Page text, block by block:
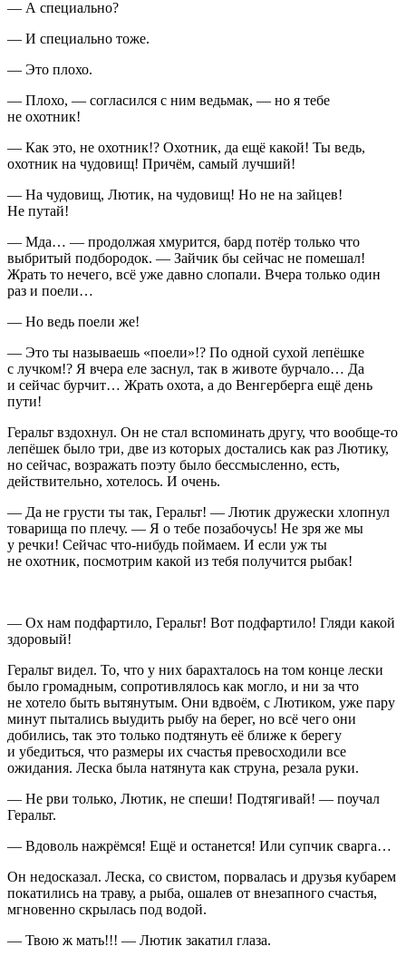
— А специально?
— И специально тоже.
— Это плохо.
— Плохо, — согласился с ним ведьмак, — но я тебе
не охотник!
— Как это, не охотник!? Охотник, да ещё какой! Ты ведь,
охотник на чудовищ! Причём, самый лучший!
— На чудовищ, Лютик, на чудовищ! Но не на зайцев!
Не путай!
— Мда… — продолжая хмурится, бард потёр только что
выбритый подбородок. — Зайчик бы сейчас не помешал!
Жрать то нечего, всё уже давно слопали. Вчера только один
раз и поели…
— Но ведь поели же!
— Это ты называешь «поели»!? По одной сухой лепёшке
с лучком!? Я вчера еле заснул, так в животе бурчало… Да
и сейчас бурчит… Жрать охота, а до Венгерберга ещё день
пути!
Геральт вздохнул. Он не стал вспоминать другу, что вообще-то
лепёшек было три, две из которых достались как раз Лютику,
но сейчас, возражать поэту было бессмысленно, есть,
действительно, хотелось. И очень.
— Да не грусти ты так, Геральт! — Лютик дружески хлопнул
товарища по плечу. — Я о тебе позабочусь! Не зря же мы
у речки! Сейчас что-нибудь поймаем. И если уж ты
не охотник, посмотрим какой из тебя получится рыбак!
— Ох нам подфартило, Геральт! Вот подфартило! Гляди какой
здоровый!
Геральт видел. То, что у них барахталось на том конце лески
было громадным, сопротивлялось как могло, и ни за что
не хотело быть вытянутым. Они вдвоём, с Лютиком, уже пару
минут пытались выудить рыбу на берег, но всё чего они
добились, так это только подтянуть её ближе к берегу
и убедиться, что размеры их счастья превосходили все
ожидания. Леска была натянута как струна, резала руки.
— Не рви только, Лютик, не спеши! Подтягивай! — поучал
Геральт.
— Вдоволь нажрёмся! Ещё и останется! Или супчик сварга…
Он недосказал. Леска, со свистом, порвалась и друзья кубарем
покатились на траву, а рыба, ошалев от внезапного счастья,
мгновенно скрылась под водой.
— Твою ж мать!!! — Лютик закатил глаза.